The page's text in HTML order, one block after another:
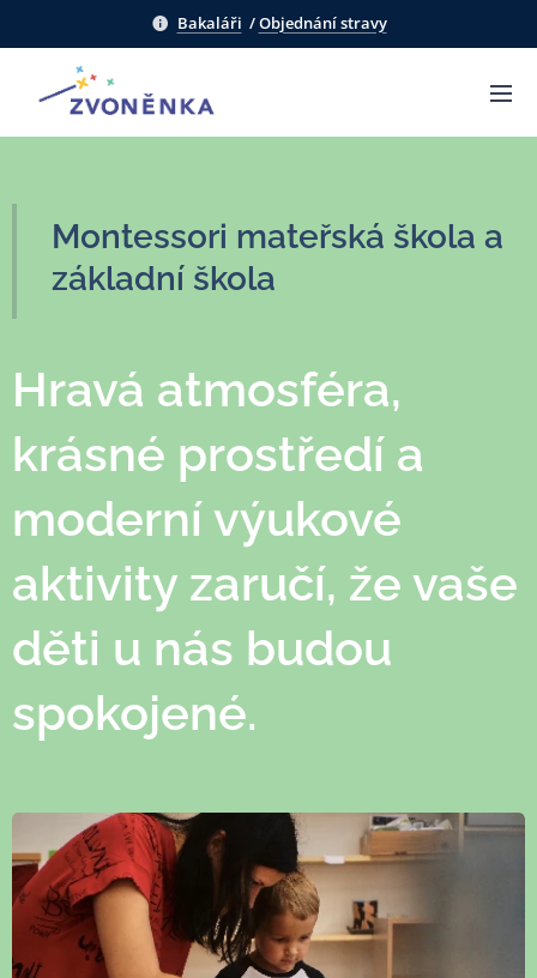
Bakaláři /Objednání stravy
Montessori mateřská škola a
základní škola
Hravá atmosféra,
krásné prostředí a
moderní výukové
aktivity zaručí, že vaše
děti u nás budou
spokojené.